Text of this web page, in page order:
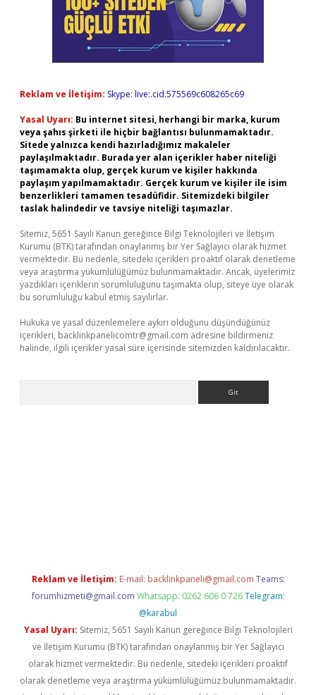
Reklam ve İletişim: Skype: live:.cid.575569c608265c69
Yasal Uyarı: Bu internet sitesi, herhangi bir marka, kurum
veya şahıs şirketi ile hiçbir bağlantısı bulunmamaktadır.
Sitede yalnızca kendi hazırladığımız makaleler
paylaşılmaktadır. Burada yer alan içerikler haber niteliği
taşımamakta olup, gerçek kurum ve kişiler hakkında
paylaşım yapılmamaktadır. Gerçek kurum ve kişiler ile isim
benzerlikleri tamamen tesadüfidir. Sitemizdeki bilgiler
taslak halindedir ve tavsiye niteliği taşımazlar.
Sitemiz, 5651 Sayılı Kanun gereğince Bilgi Teknolojileri ve İletişim
Kurumu (BTK) tarafından onaylanmış bir Yer Sağlayıcı olarak hizmet
vermektedir. Bu nedenle, sitedeki içerikleri proaktif olarak denetleme
veya araştırma yükümlülüğümüz bulunmamaktadır. Ancak, üyelerimiz
yazdıkları içeriklerin sorumluluğunu taşımakta olup, siteye üye olarak
bu sorumluluğu kabul etmiş sayılırlar.
Hukuka ve yasal düzenlemelere aykırı olduğunu düşündüğünüz
içerikleri, backlinkpanelicomtr@gmail.com adresine bildirmeniz
halinde, ilgili içerikler yasal süre içerisinde sitemizden kaldırılacaktır.
Reklam ve İletişim: E-mail: backlinkpaneli@gmail.com Teams:
forumhizmeti@gmail.com Whatsapp: 0262 606 0 726 Telegram:
@karabul
Yasal Uyarı: Sitemiz, 5651 Sayılı Kanun gereğince Bilgi Teknolojileri
ve İletişim Kurumu (BTK) tarafından onaylanmış bir Yer Sağlayıcı
olarak hizmet vermektedir. Bu nedenle, sitedeki içerikleri proaktif
olarak denetleme veya araştırma yükümlülüğümüz bulunmamaktadır.